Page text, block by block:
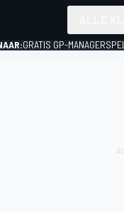
GRATIS GP-MANAGERSPEL